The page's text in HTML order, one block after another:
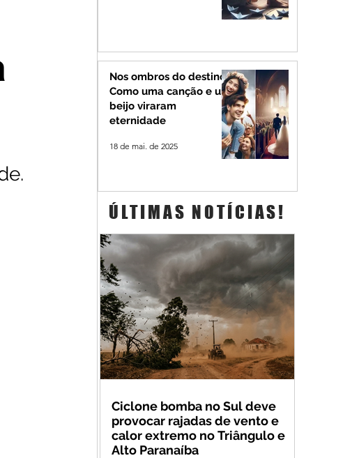
Nos ombros do destino:
Como uma canção e um
beijo viraram
eternidade
18 de mai. de 2025
ÚLTIMAS NOTÍCIAS!
Ciclone bomba no Sul deve
provocar rajadas de vento e
calor extremo no Triângulo e
Alto Paranaíba